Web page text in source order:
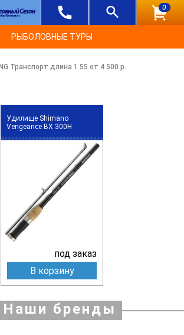
0
РЫБОЛОВНЫЕ ТУРЫ
Транспорт.длина 1.55 от 4 500 р.
Удилище Shimano
Vengeance BX 300H
под заказ
В корзину
Наши бренды